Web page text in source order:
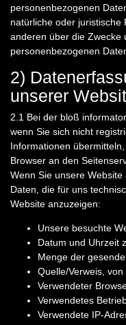
personenbezogenen
natürliche oder juristische
anderen über die Zwecke
personenbezogenen
2)
unserer
2.1 Bei der bloß
wenn Sie sich nicht
Informationen
Browser an den
Wenn Sie unsere
Daten, die für uns
Website anzuzeigen:
Unsere besuchte
Datum und Uhrzeit
Menge der
Quelle/Verweis,
Verwendeter
Verwendetes
Verwendete IP-